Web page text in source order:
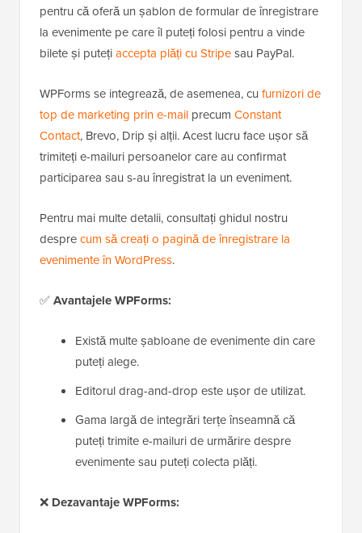
pentru că oferă un șablon de formular de înregistrare
la evenimente pe care îl puteți folosi pentru a vinde
bilete și putețiaccepta plăți cu Stripesau PayPal.
WPForms se integrează, de asemenea, cu furnizori de
top de marketing prin e-mail precum Constant
Contact, Brevo, Drip și alții. Acest lucru face ușor să
trimiteți e-mailuri persoanelor care au confirmat
participarea sau s-au înregistrat la un eveniment.
Pentru mai multe detalii, consultați ghidul nostru
desprecum să creați o pagină de înregistrare la
evenimente în WordPress.
✅Avantajele WPForms:
Există multe șabloane de evenimente din care
puteți alege.
Editorul drag-and-drop este ușor de utilizat.
Gama largă de integrări terțe înseamnă că
puteți trimite e-mailuri de urmărire despre
evenimente sau puteți colecta plăți.
❌ Dezavantaje WPForms: